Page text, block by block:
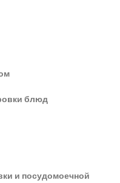
блюд
и посудомоечной